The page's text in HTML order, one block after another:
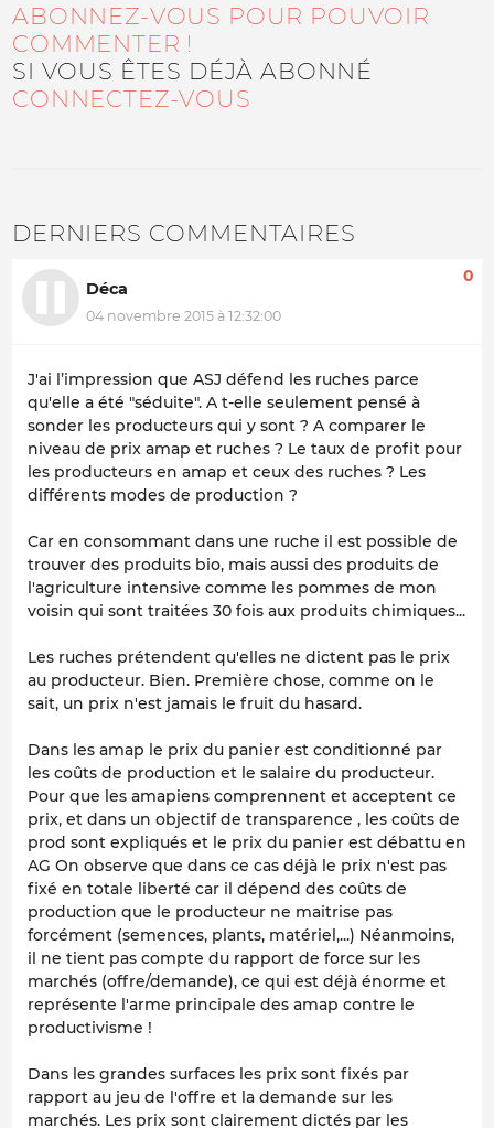
ABONNEZ-VOUS POUR POUVOIR
COMMENTER !
SI VOUS ÊTES DÉJÀ ABONNÉ
CONNECTEZ-VOUS
DERNIERS COMMENTAIRES
Déca
04 novembre 2015 à 12:32:00
0
J'ai l’impression que ASJ défend les ruches parce
qu'elle a été "séduite". A t-elle seulement pensé à
sonder les producteurs qui y sont ? A comparer le
niveau de prix amap et ruches ? Le taux de profit pour
les producteurs en amap et ceux des ruches ? Les
différents modes de production ?
Car en consommant dans une ruche il est possible de
trouver des produits bio, mais aussi des produits de
l'agriculture intensive comme les pommes de mon
voisin qui sont traitées 30 fois aux produits chimiques...
Les ruches prétendent qu'elles ne dictent pas le prix
au producteur. Bien. Première chose, comme on le
sait, un prix n'est jamais le fruit du hasard.
Dans les amap le prix du panier est conditionné par
les coûts de production et le salaire du producteur.
Pour que les amapiens comprennent et acceptent ce
prix, et dans un objectif de transparence , les coûts de
prod sont expliqués et le prix du panier est débattu en
AG On observe que dans ce cas déjà le prix n'est pas
fixé en totale liberté car il dépend des coûts de
production que le producteur ne maitrise pas
forcément (semences, plants, matériel,...) Néanmoins,
il ne tient pas compte du rapport de force sur les
marchés (offre/demande), ce qui est déjà énorme et
représente l'arme principale des amap contre le
productivisme !
Dans les grandes surfaces les prix sont fixés par
rapport au jeu de l'offre et la demande sur les
marchés. Les prix sont clairement dictés par les